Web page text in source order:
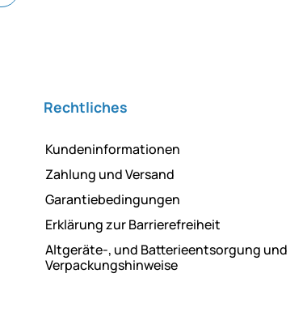
Rechtliches
Kundeninformationen
Zahlung und Versand
Garantiebedingungen
Erklärung zur Barrierefreiheit
Altgeräte-, und Batterieentsorgung und
Verpackungshinweise